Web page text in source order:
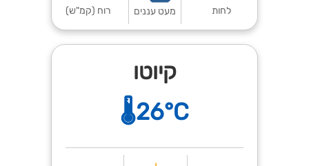
לחות מעט עננים רוח (קמ"ש)
קיוטו
🌡️26°C